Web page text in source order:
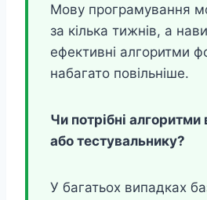
Мову програмування
за кілька тижнів, а
ефективні алгоритми
набагато повільніше.
Чи потрібні
або тестувальнику?
У багатьох випадках